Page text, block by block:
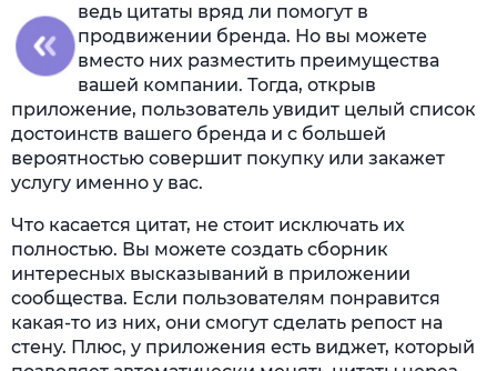
ведь цитаты вряд ли помогут в
продвижении бренда. Но вы можете
вместо них разместить преимущества
вашей компании. Тогда, открыв
приложение, пользователь увидит целый список
достоинств вашего бренда и с большей
вероятностью совершит покупку или закажет
услугу именно у вас.
Что касается цитат, не стоит исключать их
полностью. Вы можете создать сборник
интересных высказываний в приложении
сообщества. Если пользователям понравится
какая-то из них, они смогут сделать репост на
стену. Плюс, у приложения есть виджет, который